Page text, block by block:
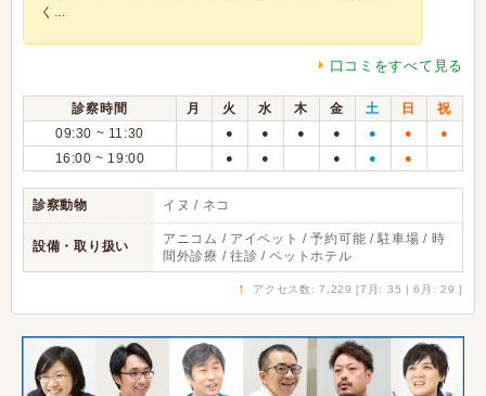
く...
口コミをすべて見る
診察時間 月 火 水 木 金 土 日
祝
09:30 ~ 11:30
● ● ● ● ● ● ●
16:00 ~ 19:00 ● ● ● ● ●
診察動物 イヌ / ネコ
設備・取り扱い
アニコム / アイペット / 予約可能 / 駐車場 / 時
間外診療 / 往診 / ペットホテル
↑ アクセス数: 7,229 [7月: 35 | 6月: 29 ]